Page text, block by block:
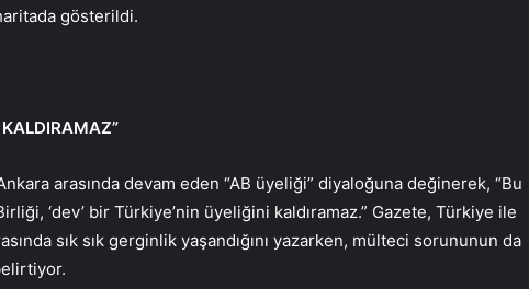
gösterildi.
KALDIRAMAZ”
arasında devam eden “AB üyeliği” diyaloğuna değinerek, “Bu
‘dev’ bir Türkiye’nin üyeliğini kaldıramaz.” Gazete, Türkiye ile
sık sık gerginlik yaşandığını yazarken, mülteci sorununun da